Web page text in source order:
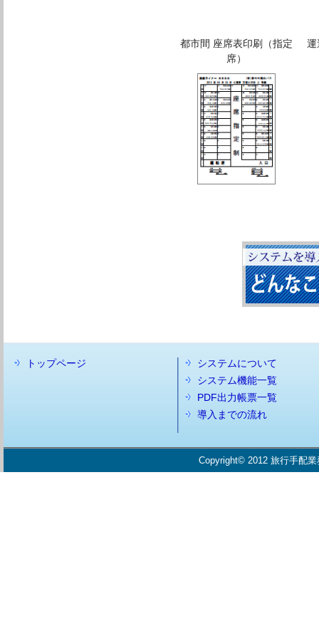
都市間 座席表印刷（指定
席）
運
トップページ
システムについて
システム機能一覧
PDF出力帳票一覧
導入までの流れ
Copyright© 2012 旅行手配